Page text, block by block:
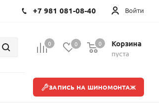
Войти
+7 981 081-08-40
0 0 Корзина
пуста
0
ЗАПИСЬ НА ШИНОМОНТАЖ